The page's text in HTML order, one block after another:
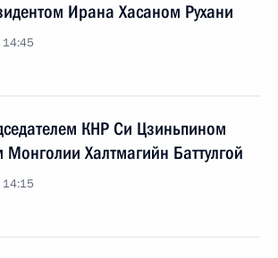
Ирана Хасаном Рухани
14:45
КНР Си Цзиньпином
Халтмагийн Баттулгой
14:15